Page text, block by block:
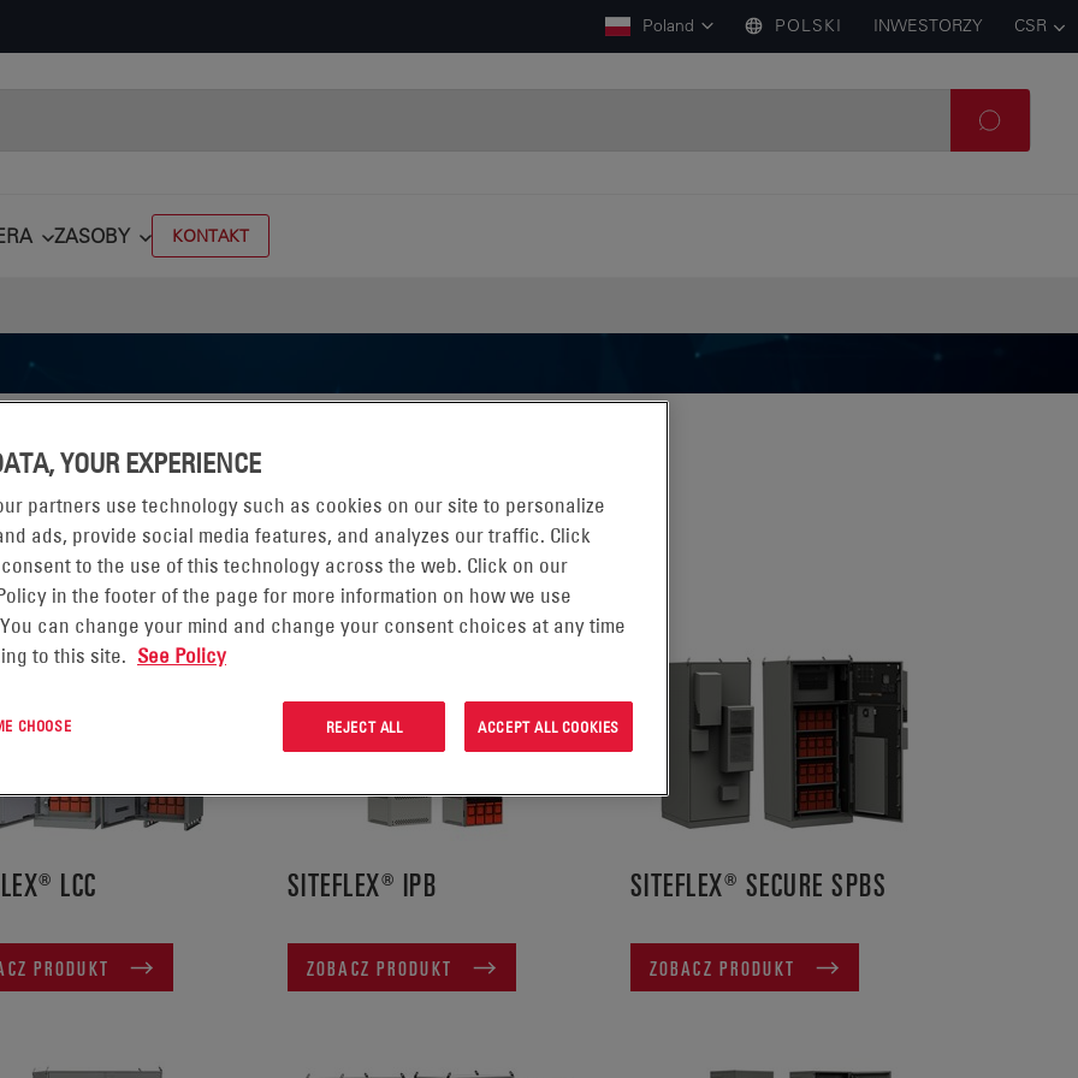
Poland POLSKI INWESTORZY CSR
ZASOBY KONTAKT
ENERGETYCZNE
1-10 PRODUKTÓW Z 18 W:
LCC
PRODUKT
SITEFLEX® IPB
ZOBACZ PRODUKT
SITEFLEX® SECURE SPBS
ZOBACZ PRODUKT
YOUR EXPERIENCE
partners use technology such as cookies on our site to personalize
ads, provide social media features, and analyzes our traffic. Click
to the use of this technology across the web. Click on our
in the footer of the page for more information on how we use
can change your mind and change your consent choices at any time
to this site. See Policy
CHOOSE REJECT ALL ACCEPT ALL COOKIES